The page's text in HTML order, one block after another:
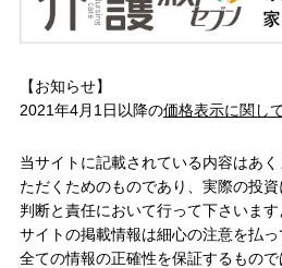
【お知らせ】
2021年4月1日以降の価格表示に関し
当サイトに記載されている内容はあ
ただくためのものであり、実際の投
判断と責任において行って下さいま
サイトの掲載情報は細心の注意を払
全ての情報の正確性を保証するもの